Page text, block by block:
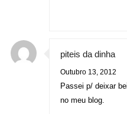
piteis da dinha
Outubro 13, 2012
Passei p/ deixar
no meu blog.